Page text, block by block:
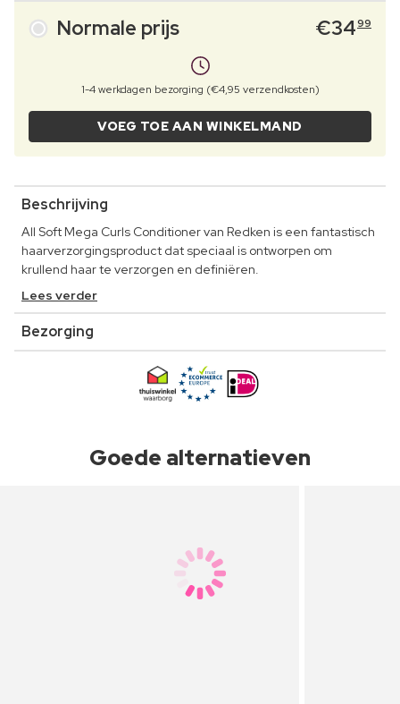
Normale prijs €3499
1-4 werkdagen bezorging (€4,95 verzendkosten)
VOEG TOE AAN WINKELMAND
Beschrijving
All Soft Mega Curls Conditioner van Redken is een fantastisch
haarverzorgingsproduct dat speciaal is ontworpen om
krullend haar te verzorgen en definiëren.
Lees verder
Bezorging
Goede alternatieven